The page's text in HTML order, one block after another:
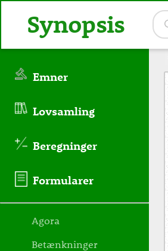
Emner
Lovsamling
Beregninger
Formularer
Agora
Betænkninger
Synopsis